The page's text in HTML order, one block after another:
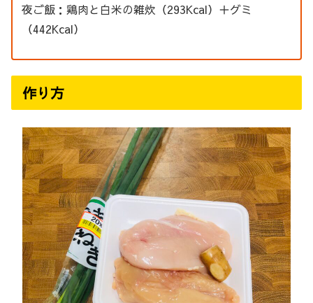
夜ご飯：鶏肉と白米の雑炊（293Kcal）＋グミ
（442Kcal）
作り方